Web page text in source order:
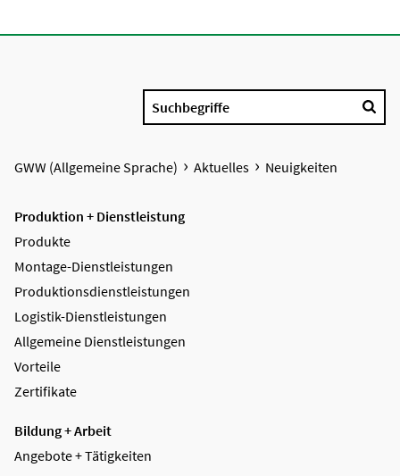
Suchbegriffe
GWW (Allgemeine Sprache) Aktuelles Neuigkeiten
Produktion + Dienstleistung
Produkte
Montage-Dienstleistungen
Produktions­dienstleistungen
Logistik-Dienstleistungen
Allgemeine Dienstleistungen
Vorteile
Zertifikate
Bildung + Arbeit
Angebote + Tätigkeiten